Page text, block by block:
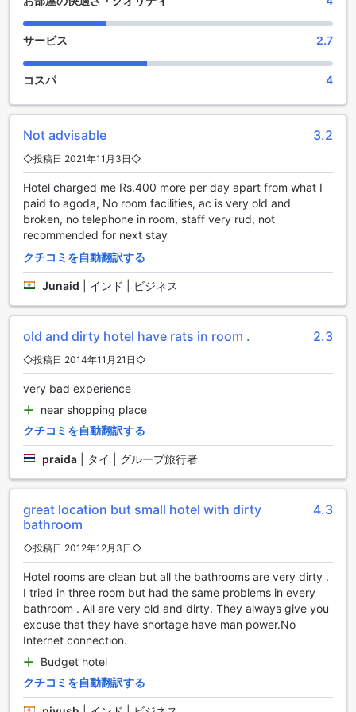
安全面にも配慮されており、セーフティデポジットボックス
を利用することで貴重品を安心して保管できます。公共エリ
アでは無料Wi-Fiが利用でき、全室においても高速インターネ
が用意されており、快適にお過ごしいただけます。暖炉が設
置された共用スペースでリラックスしながら、心温まるひと
ホテル デ ゴールドの交通施設
ホテル デ ゴールドでは、ゲストに快適で便利な交通手段を提
供しています。空港送迎サービスを利用すれば、到着時や出
発時にストレスなく移動でき、観光やビジネスの予定がスム
ーズに進むことでしょう。また、ツアーの手配も行ってお
り、地元の観光名所を効率よく巡ることができます。
さらに、ホテル内にはバレットパーキングや自家用車用の駐
車場も完備されており、駐車場は無料で利用可能です。自分
のペースで移動したい方には、レンタカーサービスやタクシ
ーサービスもご用意しています。チケットサービスもあり、
観光スポットへのアクセスがより便利になります。ホテル デ
設を整えています。
ホテル デ ゴールドの客室設備
ホテル デ ゴールドでは、快適な滞在を実現するために、充実
した客室設備を提供しています。エアコン完備の客室は、ど
の季節でも心地よい温度を保ち、ゆったりとくつろげる空間
を演出します。また、毎日の新聞をお届けし、最新の情報を
手に入れながらリラックスした時間をお過ごしいただけま
す。
テレビを楽しむことができます。コーヒーやお茶を手軽に楽
しめるコーヒーメーカーや、無料のボトルウォーターも完備
されており、いつでもリフレッシュできます。さらに、冷蔵
庫があり、お好きな飲み物や軽食をストックすることも可能
です。清潔なリネンとタオル、そして心地よい暖かさを提供
する暖炉もあり、まるで自宅にいるかのような居心地の良さ
を感じられます。
ホテル デ ゴールドのダイニング施設
ホテル デ ゴールドでは、ゲストの皆様に快適で贅沢なダイニ
ング体験を提供しています。館内にあるレストランでは、イ
ンド料理をはじめとする多彩なメニューが楽しめ、地元の食
サービス 2.7
コスパ 4
Not advisable 3.2
◇投稿日 2021年11月3日◇
Hotel charged me Rs.400 more per day apart from what I
paid to agoda, No room facilities, ac is very old and
broken, no telephone in room, staff very rud, not
recommended for next stay
クチコミを自動翻訳する
Junaid インド | ビジネス
old and dirty hotel have rats in room . 2.3
◇投稿日 2014年11月21日◇
very bad experience
near shopping place
クチコミを自動翻訳する
praida タイ | グループ旅行者
great location but small hotel with dirty
bathroom
4.3
◇投稿日 2012年12月3日◇
Hotel rooms are clean but all the bathrooms are very dirty .
I tried in three room but had the same problems in every
bathroom . All are very old and dirty. They always give you
excuse that they have shortage have man power.No
Internet connection.
Budget hotel
クチコミを自動翻訳する